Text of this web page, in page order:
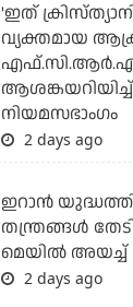
'ഇത്
വ്യക്തമായ
നിയമസഭാംഗം
2 days ago
ഇറാന്‍
തന്ത്രങ്ങള്‍
മെയില്‍ അയച്ച്
2 days ago